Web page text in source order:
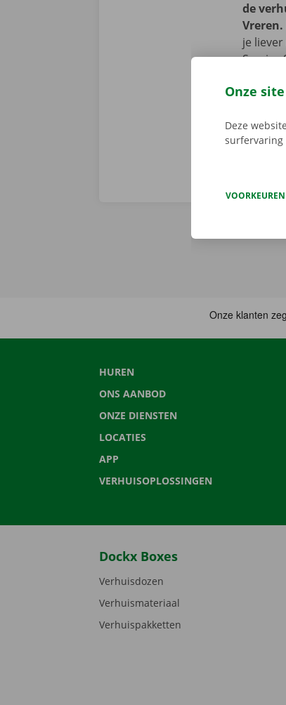
de
Vreren.
je
Service
nieuwe
HUREN
ONS AANBOD
ONZE DIENSTEN
LOCATIES
APP
VERHUISOPLOSSINGEN
Dockx Boxes
Verhuisdozen
Verhuismateriaal
Verhuispakketten
Onze
Deze
surfervaring